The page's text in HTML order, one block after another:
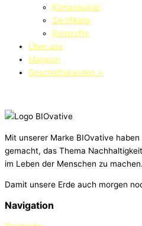
Klimaneutral
Zertifikate
Rohstoffe
Über uns
Magazin
Geschäftskunden >
Mit unserer Marke BIOvative
gemacht, das Thema
im Leben der Menschen zu machen.
Damit unsere Erde auch morgen
Navigation